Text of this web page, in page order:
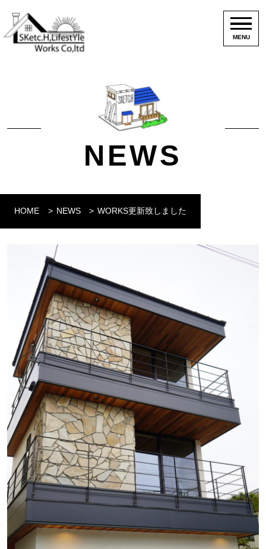
MENU
NEWS
HOME NEWS WORKS更新致しました